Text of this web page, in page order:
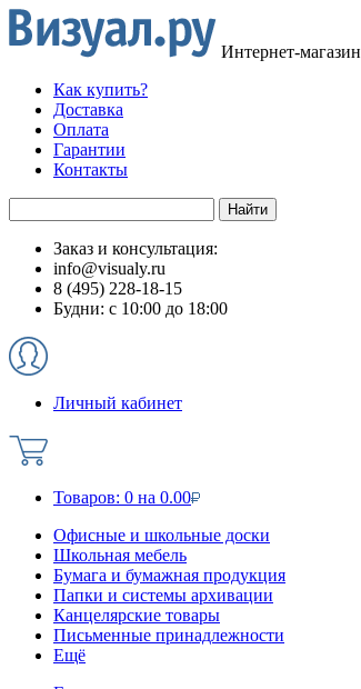
Интернет-магазин
Как купить?
Доставка
Оплата
Гарантии
Контакты
Заказ и консультация:
info@visualy.ru
8 (495) 228-18-15
Будни: с 10:00 до 18:00
Личный кабинет
Товаров: 0 на 0.00
Офисные и школьные доски
Школьная мебель
Бумага и бумажная продукция
Папки и системы архивации
Канцелярские товары
Письменные принадлежности
Ещё